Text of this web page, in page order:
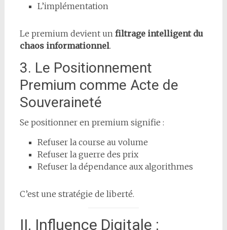
L’implémentation
Le premium devient un filtrage intelligent du
chaos informationnel.
3. Le Positionnement
Premium comme Acte de
Souveraineté
Se positionner en premium signifie :
Refuser la course au volume
Refuser la guerre des prix
Refuser la dépendance aux algorithmes
C’est une stratégie de liberté.
II. Influence Digitale :